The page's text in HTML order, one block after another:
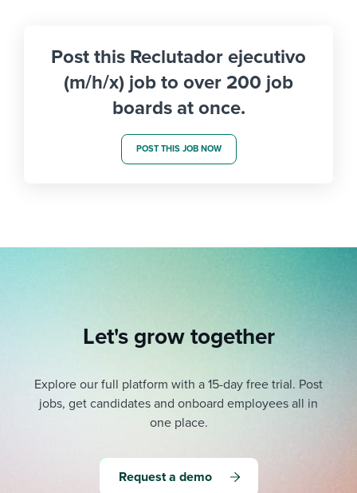
Post this Reclutador ejecutivo
(m/h/x) job to over 200 job
boards at once.
POST THIS JOB NOW
Let's grow together
Explore our full platform with a 15-day free trial. Post
jobs, get candidates and onboard employees all in
one place.
Request a demo